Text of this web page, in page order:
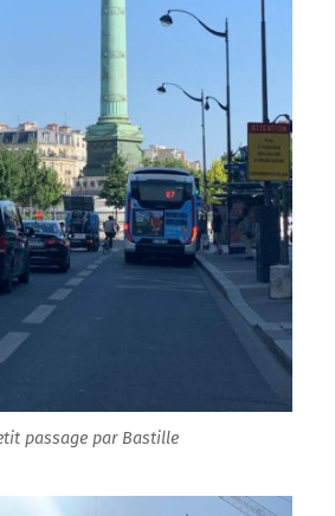
passage par Bastille